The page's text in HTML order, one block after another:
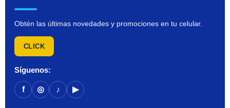
Obtén las últimas novedades y promociones en tu celular.
CLICK
Síguenos:
f ◎ ♪ ▶